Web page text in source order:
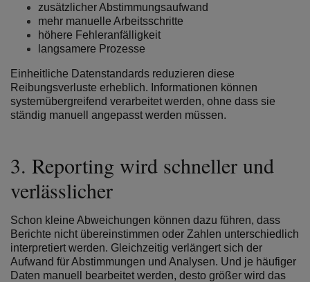
zusätzlicher Abstimmungsaufwand
mehr manuelle Arbeitsschritte
höhere Fehleranfälligkeit
langsamere Prozesse
Einheitliche Datenstandards reduzieren diese
Reibungsverluste erheblich. Informationen können
systemübergreifend verarbeitet werden, ohne dass sie
ständig manuell angepasst werden müssen.
3. Reporting wird schneller und
verlässlicher
Schon kleine Abweichungen können dazu führen, dass
Berichte nicht übereinstimmen oder Zahlen unterschiedlich
interpretiert werden. Gleichzeitig verlängert sich der
Aufwand für Abstimmungen und Analysen. Und je häufiger
Daten manuell bearbeitet werden, desto größer wird das